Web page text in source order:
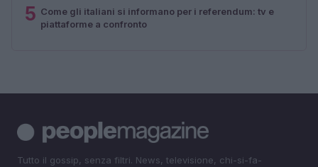
5 Come gli italiani si informano per i referendum: tv e
piattaforme a confronto
Tutto il gossip, senza filtri. News, televisione, chi-si-fa-